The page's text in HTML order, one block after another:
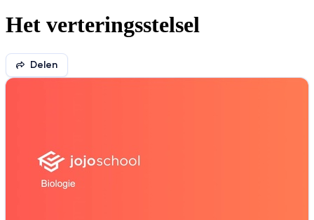
Het verteringsstelsel
Delen